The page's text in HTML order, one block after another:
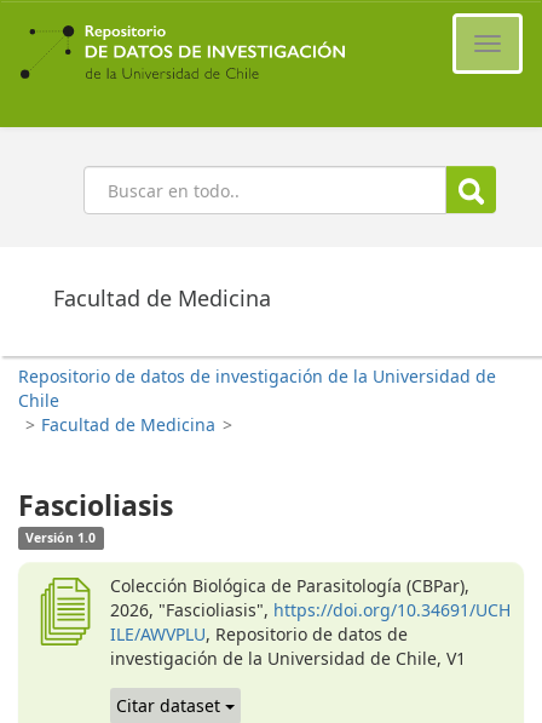
Ir
contenido
principal
Buscar
Facultad de Medicina
Repositorio de datos de investigación de la Universidad de
Chile
> Facultad de Medicina >
Fascioliasis
Versión 1.0
Colección Biológica de Parasitología (CBPar),
2026, "Fascioliasis", https://doi.org/10.34691/UCH
ILE/AWVPLU, Repositorio de datos de
investigación de la Universidad de Chile, V1
Citar dataset